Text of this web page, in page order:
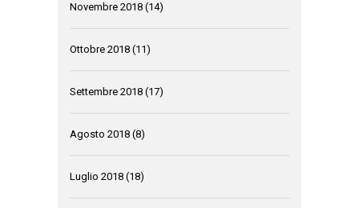
Novembre 2018 (14)
Ottobre 2018 (11)
Settembre 2018 (17)
Agosto 2018 (8)
Luglio 2018 (18)